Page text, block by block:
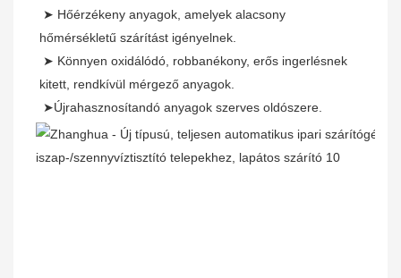
hőmérsékletű szárítást igényelnek.
kitett, rendkívül mérgező anyagok.
➤Újrahasznosítandó anyagok szerves oldószere.